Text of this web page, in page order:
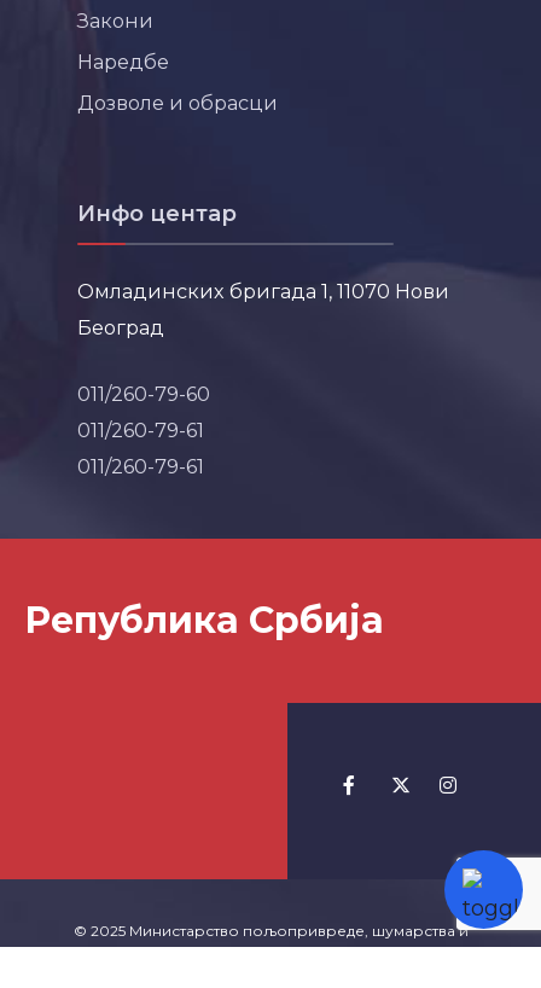
Закони
Наредбе
Дозволе и обрасци
Инфо центар
Омладинских бригада 1, 11070 Нови
Београд
011/260-79-60
011/260-79-61
011/260-79-61
Република Србија
© 2025 Министарство пољопривреде, шумарства и